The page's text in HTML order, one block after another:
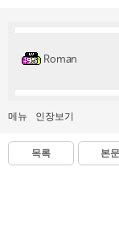
Roman
메뉴 인장보기
목록 본문